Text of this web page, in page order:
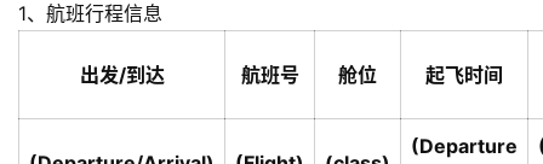
1、航班行程信息
出发/到达 航班号 舱位 起飞时间
(Departure